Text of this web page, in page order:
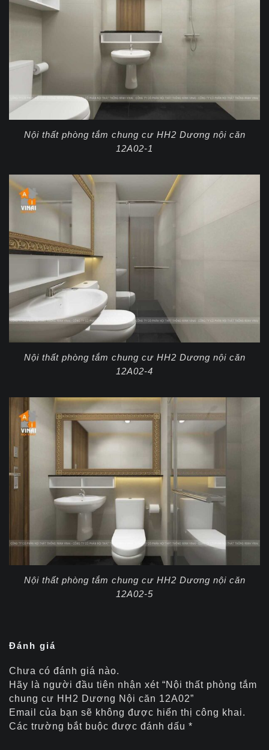
Nội thất phòng tắm chung cư HH2 Dương nội căn
12A02-1
Nội thất phòng tắm chung cư HH2 Dương nội căn
12A02-4
Nội thất phòng tắm chung cư HH2 Dương nội căn
12A02-5
Đánh giá
Chưa có đánh giá nào.
Hãy là người đầu tiên nhận xét “Nội thất phòng tắm
chung cư HH2 Dương Nội căn 12A02”
Email của bạn sẽ không được hiển thị công khai.
Các trường bắt buộc được đánh dấu *